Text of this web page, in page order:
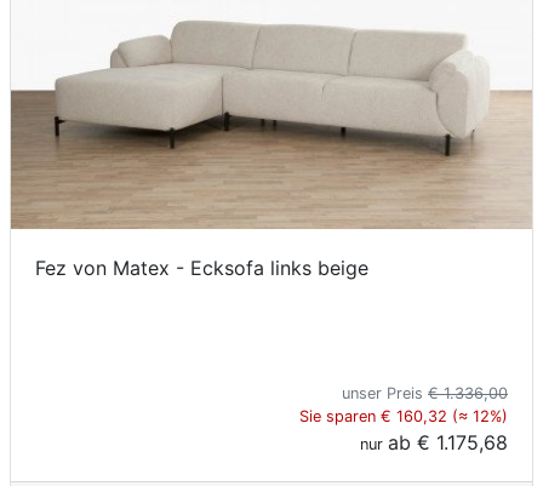
Fez von Matex - Ecksofa links beige
unser Preis € 1.336,00
Sie sparen € 160,32 (≈ 12%)
nur ab € 1.175,68